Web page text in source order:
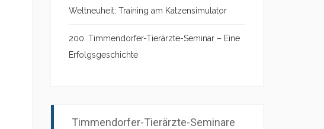
Weltneuheit: Training am Katzensimulator
200. Timmendorfer-Tierärzte-Seminar – Eine
Erfolgsgeschichte
Timmendorfer-Tierärzte-Seminare